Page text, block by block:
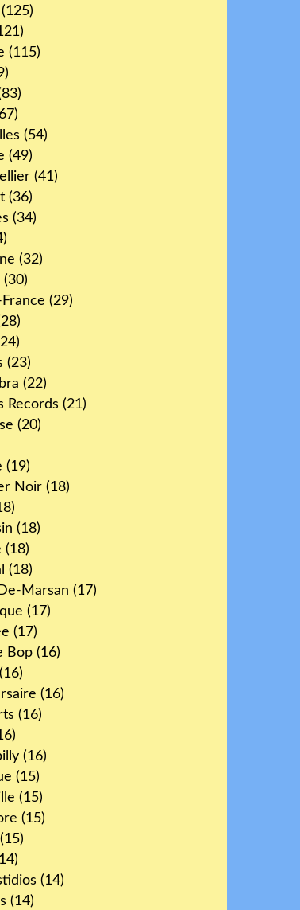
(125)
(115)
(54)
(49)
(41)
(36)
(34)
(32)
(30)
France (29)
(23)
(22)
Records (21)
(20)
(19)
Noir (18)
(18)
(18)
(18)
Marsan (17)
(17)
(17)
Bop (16)
(16)
(16)
(16)
(16)
(15)
(15)
(15)
(15)
(14)
(14)